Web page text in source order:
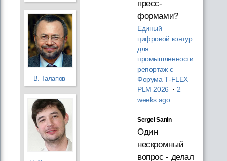
В. Талапов
пресс-
формами?
Единый
цифровой контур
для
промышленности:
репортаж с
Форума T‑FLEX
PLM 2026 · 2
weeks ago
Sergei Sanin
Один
нескромный
вопрос - делал